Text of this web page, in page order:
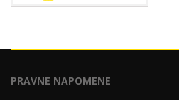
PRAVNE NAPOMENE